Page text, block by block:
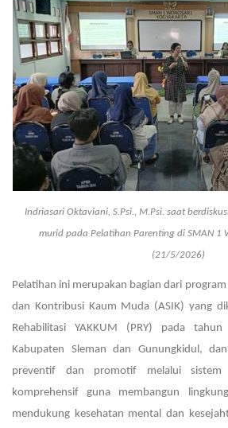
Indriasari Oktaviani, S.Psi., M.Psi. saat
murid pada Pelatihan Parenting di SMAN 1
(21/5/2026)
Pelatihan ini merupakan bagian dari
dan Kontribusi Kaum Muda (ASIK) yang
Rehabilitasi YAKKUM (PRY) pada
Kabupaten Sleman dan Gunungkidul,
preventif dan promotif melalui sistem
komprehensif guna membangun
mendukung kesehatan mental dan